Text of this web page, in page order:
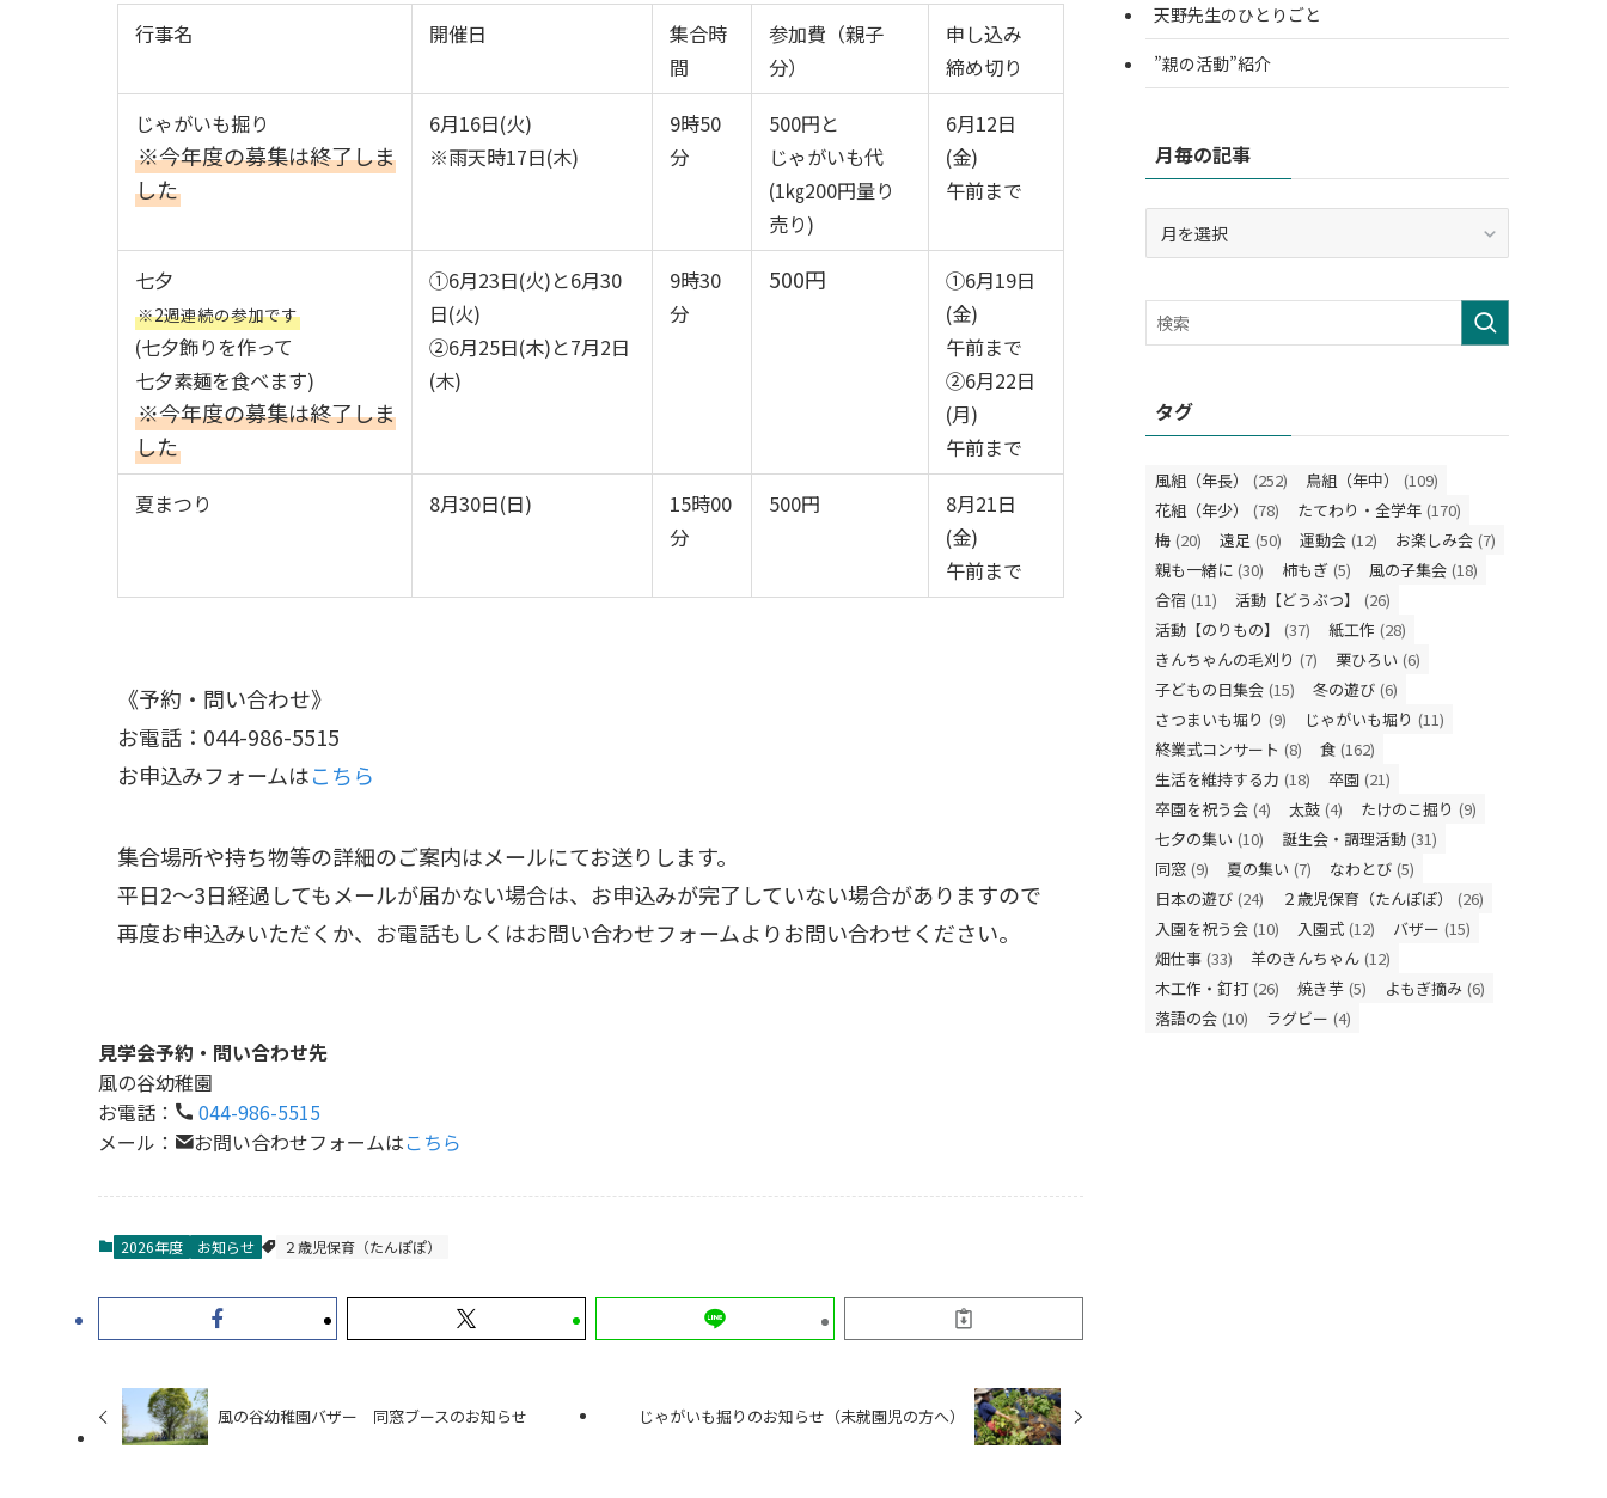
行事名 開催日
集合時
間
参加費（親子
分）
申し込み
締め切り
じゃがいも掘り
※今年度の募集は終了しま
した
6月16日(火)
※雨天時17日(木)
9時50
分
500円と
じゃがいも代
(1㎏200円量り
売り)
6月12日
(金)
午前まで
七夕
※2週連続の参加です
(七夕飾りを作って
七夕素麺を食べます)
※今年度の募集は終了しま
した
➀6月23日(火)と6月30
日(火)
②6月25日(木)と7月2日
(木)
9時30
分
500円
➀6月19日
(金)
午前まで
②6月22日
(月)
午前まで
夏まつり
8月30日(日)
15時00
分
500円
8月21日
(金)
午前まで
《予約・問い合わせ》
お電話：044-986-5515
お申込みフォームはこちら
集合場所や持ち物等の詳細のご案内はメールにてお送りします。
平日2～3日経過してもメールが届かない場合は、お申込みが完了していない場合がありますので
再度お申込みいただくか、お電話もしくはお問い合わせフォームよりお問い合わせください。
見学会予約・問い合わせ先
風の谷幼稚園
お電話：
044-986-5515
メール：
お問い合わせフォームはこちら
2026年度 お知らせ ２歳児保育（たんぽぽ）
風の谷幼稚園バザー 同窓ブースのお知らせ じゃがいも掘りのお知らせ（未就園児の方へ）
天野先生のひとりごと
”親の活動”紹介
月毎の記事
記
事
タグ
風組（年長） (252) 鳥組（年中）
(109)
花組（年少）
(78) たてわり・全学年 (170)
梅 (20) 遠足 (50) 運動会 (12) お楽しみ会 (7)
親も一緒に (30) 柿もぎ (5) 風の子集会 (18)
合宿 (11) 活動【どうぶつ】
(26)
活動【のりもの】
(37) 紙工作 (28)
きんちゃんの毛刈り (7) 栗ひろい (6)
子どもの日集会 (15) 冬の遊び (6)
さつまいも堀り (9) じゃがいも堀り (11)
終業式コンサート (8) 食 (162)
生活を維持する力 (18) 卒園 (21)
卒園を祝う会 (4) 太鼓 (4) たけのこ掘り (9)
七夕の集い (10) 誕生会・調理活動 (31)
同窓 (9) 夏の集い (7) なわとび (5)
日本の遊び (24) ２歳児保育（たんぽぽ）
(26)
入園を祝う会 (10) 入園式 (12) バザー (15)
畑仕事 (33) 羊のきんちゃん (12)
木工作・釘打 (26) 焼き芋 (5) よもぎ摘み (6)
落語の会 (10) ラグビー (4)